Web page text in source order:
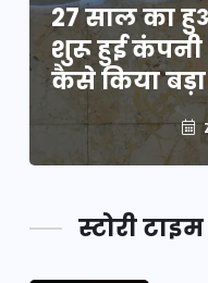
27 साल का
शुरू हुई कंपनी
कैसे किया बड़ा
स्टोरी टाइम